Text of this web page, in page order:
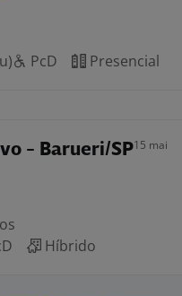
PcD Presencial
- Barueri/SP15 mai
Híbrido